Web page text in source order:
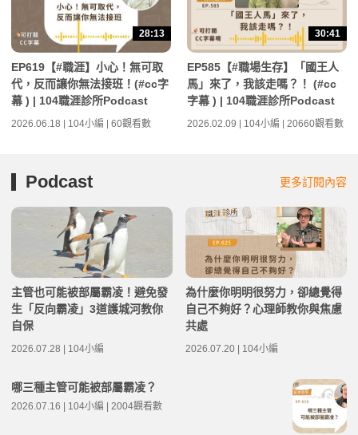
28:13
EP619【#職涯】小心！無可取
代，反而讓你無法接班！(#cc字
幕 ) | 104職涯診所Podcast
2026.06.18 | 104小編 | 60觀看數
30:41
EP585【#職場生存】「國王人
馬」來了，我該走嗎？！ (#cc
字幕 ) | 104職涯診所Podcast
2026.02.09 | 104小編 | 20660觀看數
Podcast 更多訂閱內容
主管也可能被部屬霸凌！避免發
生「反向霸凌」3道護城河教你
自保
2026.07.28 | 104小編
為什麼你明明很努力，卻總覺得
自己不夠好？心理師教你與焦慮
共處
2026.07.20 | 104小編
哪三種主管可能被部屬霸凌？
2026.07.16 | 104小編 | 2004觀看數